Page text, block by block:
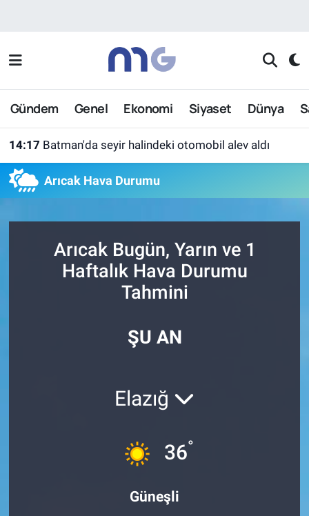
Gündem Genel Ekonomi Siyaset Dünya
14:17 Batman'da seyir halindeki otomobil alev aldı
Arıcak Hava Durumu
Arıcak Bugün, Yarın ve 1
Haftalık Hava Durumu
Tahmini
ŞU AN
Elazığ
36°
Güneşli
Nöbetçi Eczaneler
Hava Durumu
Son Dakika Haberleri